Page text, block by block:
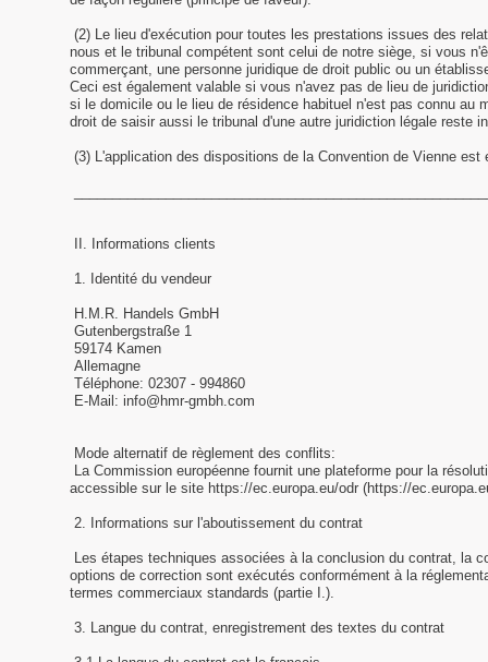
(2) Le lieu d'exécution pour toutes les prestations issues des
nous et le tribunal compétent sont celui de notre siège, si vous
commerçant, une personne juridique de droit public ou un
Ceci est également valable si vous n'avez pas de lieu de
si le domicile ou le lieu de résidence habituel n'est pas connu au
droit de saisir aussi le tribunal d'une autre juridiction légale reste
(3) L'application des dispositions de la Convention de Vienne est
II. Informations clients
1. Identité du vendeur
H.M.R. Handels GmbH
Gutenbergstraße 1
59174 Kamen
Allemagne
Téléphone: 02307 - 994860
E-Mail: info@hmr-gmbh.com
Mode alternatif de règlement des conflits:
La Commission européenne fournit une plateforme pour la
accessible sur le site https://ec.europa.eu/odr (https://
2. Informations sur l'aboutissement du contrat
Les étapes techniques associées à la conclusion du contrat, la
options de correction sont exécutés conformément à la
termes commerciaux standards (partie I.).
3. Langue du contrat, enregistrement des textes du contrat